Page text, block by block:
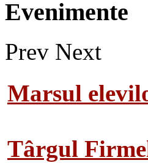
Evenimente
Prev Next
Marsul
Târgul